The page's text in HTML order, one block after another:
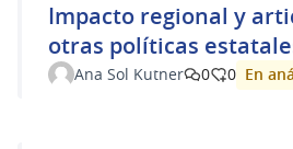
Impacto regional y
otras políticas
Ana Sol Kutner 0 0 En